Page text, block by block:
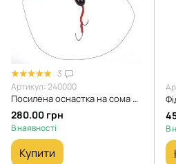
3
Артикул: 240000
Посилена оснастка на сома Gruz Fish Dnipro на живця з 2 гачками (до 50кг розрив), вантаж чорний 60 г, тригерний поплавок
280.00 грн
В наявності
Купити
В